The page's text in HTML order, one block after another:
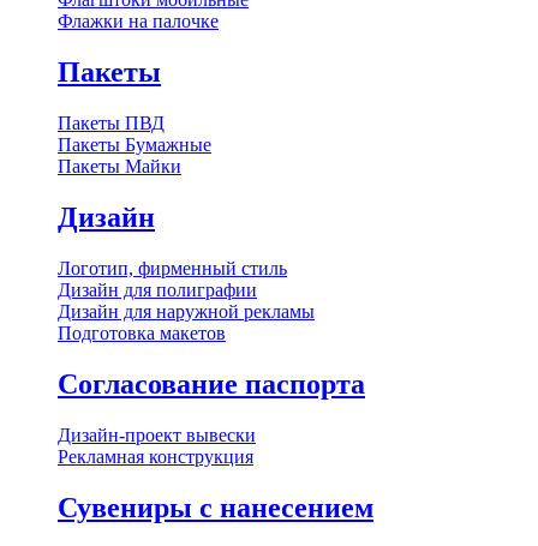
Флажки на палочке
Пакеты
Пакеты ПВД
Пакеты Бумажные
Пакеты Майки
Дизайн
Логотип, фирменный стиль
Дизайн для полиграфии
Дизайн для наружной рекламы
Подготовка макетов
Согласование паспорта
Дизайн-проект вывески
Рекламная конструкция
Сувениры с нанесением